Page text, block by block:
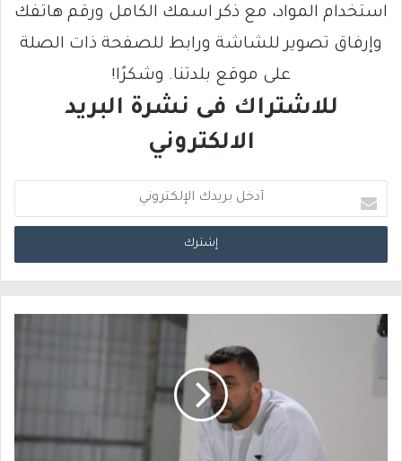
استخدام المواد، مع ذكر اسمك الكامل ورقم هاتفك
وإرفاق تصوير للشاشة ورابط للصفحة ذات الصلة
على موقع بلدتنا. وشكرًا!
للاشتراك فى نشرة البريد
الالكتروني
د
خ
ي